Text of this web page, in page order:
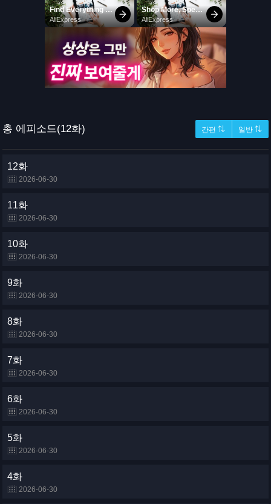
총 에피소드(12화) 간편 ⇅ 일반 ⇅
12화
2026-06-30
11화
2026-06-30
10화
2026-06-30
9화
2026-06-30
8화
2026-06-30
7화
2026-06-30
6화
2026-06-30
5화
2026-06-30
4화
2026-06-30